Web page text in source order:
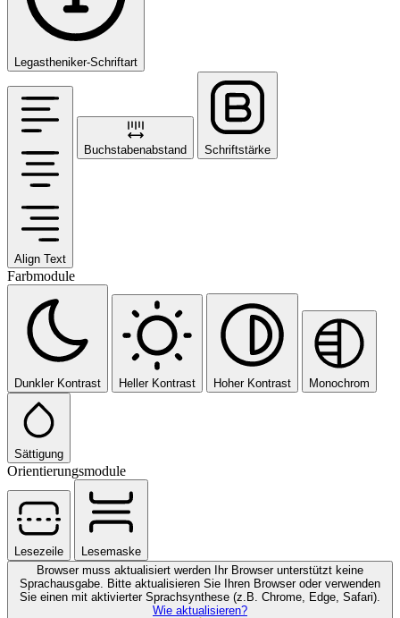
Legastheniker-Schriftart
Align Text
Buchstabenabstand Schriftstärke
Farbmodule
Dunkler Kontrast Heller Kontrast Hoher Kontrast Monochrom
Sättigung
Orientierungsmodule
Lesezeile
Lesemaske
Browser muss aktualisiert werden Ihr Browser unterstützt keine
Sprachausgabe. Bitte aktualisieren Sie Ihren Browser oder verwenden
Sie einen mit aktivierter Sprachsynthese (z.B. Chrome, Edge, Safari).
Wie aktualisieren?